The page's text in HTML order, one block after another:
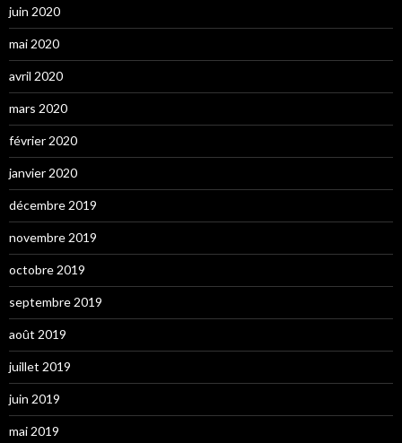
juin 2020
mai 2020
avril 2020
mars 2020
février 2020
janvier 2020
décembre 2019
novembre 2019
octobre 2019
septembre 2019
août 2019
juillet 2019
juin 2019
mai 2019